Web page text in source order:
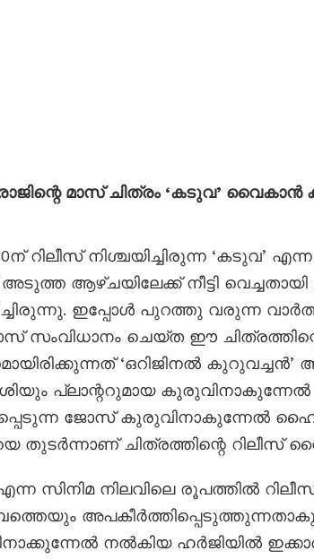
മാസ് ചിത്രം ‘കടുവ’
റിലീസ് നിശ്ചയിച്ചിരുന്ന ‘കടുവ’
അടുത്ത ആഴ്ചയിലേക്ക് നീട്ടി
ഇപ്പോൾ പുറത്തു വരുന്ന
സംവിധാനം ചെയ്ത ഈ ചിത്രത്തിന്റെ
‘ഒറിജിനൽ
പ്ലാന്ററുമായ
ജോസ് കുരുവിനാകുന്നേൽ
തുടർന്നാണ് ചിത്രത്തിന്റെ
സിനിമ നിലവിലെ രൂപത്തിൽ
നൽകിയ ഹർജിയിൽ